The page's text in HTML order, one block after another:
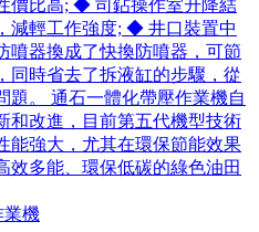
價比高; ◆ 司鉆操作室升降結
減輕工作強度; ◆ 井口裝置中
噴器換成了快換防噴器，可節
同時省去了拆液缸的步驟，從
題。 通石一體化帶壓作業機自
和改進，目前第五代機型技術
能強大，尤其在環保節能效果
效多能、環保低碳的綠色油田
業機